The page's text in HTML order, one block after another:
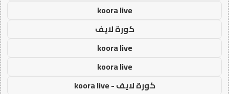
koora live
كورة لايف
koora live
koora live
كورة لايف - koora live